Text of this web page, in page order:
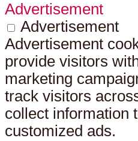
Advertisement
Advertisement
Advertisement
provide visitors
marketing
track visitors
collect information
customized ads.